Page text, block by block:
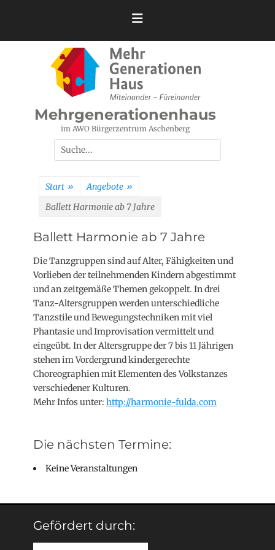
Mehrgenerationenhaus
im AWO Bürgerzentrum Aschenberg
Suchen
nach:
Start » Angebote »
Ballett Harmonie ab 7 Jahre
Ballett Harmonie ab 7 Jahre
Die Tanzgruppen sind auf Alter, Fähigkeiten und
Vorlieben der teilnehmenden Kindern abgestimmt
und an zeitgemäße Themen gekoppelt. In drei
Tanz-Altersgruppen werden unterschiedliche
Tanzstile und Bewegungstechniken mit viel
Phantasie und Improvisation vermittelt und
eingeübt. In der Altersgruppe der 7 bis 11 Jährigen
stehen im Vordergrund kindergerechte
Choreographien mit Elementen des Volkstanzes
verschiedener Kulturen.
Mehr Infos unter: http://harmonie-fulda.com
Die nächsten Termine:
Keine Veranstaltungen
Gefördert durch: